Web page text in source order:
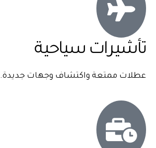
تأشيرات سياحية
عطلات ممتعة واكتشاف وجهات جديدة.